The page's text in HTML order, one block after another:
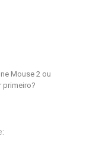
Mouse 2 ou
primeiro?